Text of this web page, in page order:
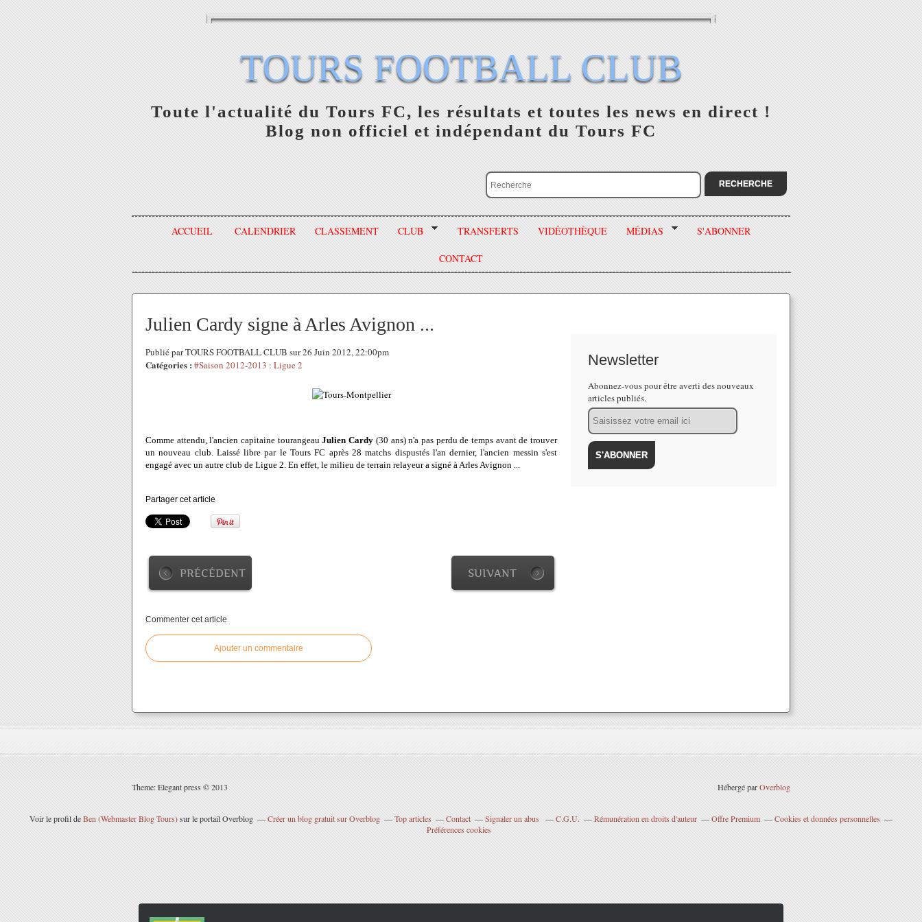
TOURS FOOTBALL CLUB
Toute l'actualité du Tours FC, les résultats et toutes les news en direct !
Blog non officiel et indépendant du Tours FC
ACCUEIL CALENDRIER CLASSEMENT CLUB TRANSFERTS VIDÉOTHÈQUE MÉDIAS S'ABONNER
CONTACT
Julien Cardy signe à Arles Avignon ...
Publié par TOURS FOOTBALL CLUB sur 26 Juin 2012, 22:00pm
Catégories : #Saison 2012-2013 : Ligue 2
Comme attendu, l'ancien capitaine tourangeauJulien Cardy (30 ans) n'a pas perdu de temps avant de trouver
un nouveau club. Laissé libre par le Tours FC après 28 matchs dispustés l'an dernier, l'ancien messin s'est
engagé avec un autre club de Ligue 2. En effet, le milieu de terrain relayeur a signé à Arles Avignon ...
Partager cet article
PRÉCÉDENT SUIVANT
Commenter cet article
Ajouter un commentaire
Newsletter
Abonnez-vous pour être averti des nouveaux
articles publiés.
Email
Theme: Elegant press © 2013 Hébergé parOverblog
Voir le profil deBen (Webmaster Blog Tours)sur le portail Overblog Créer un blog gratuit sur Overblog Top articles Contact Signaler un abus C.G.U. Rémunération en droits d'auteur Offre Premium
Cookies et données personnelles
Préférences cookies